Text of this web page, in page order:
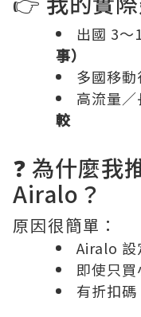
出國 3～
事）
多國移動
高流量／
較
❓ 為什麼我
Airalo？
原因很簡單：
Airalo 設
即使只
有折扣